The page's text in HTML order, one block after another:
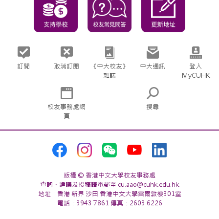
訂閱 取消訂閱
《中大校友》
雜誌
中大通訊
登入
MyCUHK
校友事務處網
頁
搜尋
版權 © 香港中文大學校友事務處
查詢、建議及投稿請電郵至 cu.aao@cuhk.edu.hk
地址：香港 新界 沙田 香港中文大學富爾敦樓301室
電話：3943 7861 傳真：2603 6226